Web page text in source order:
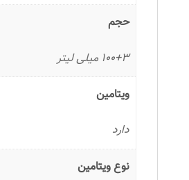
حجم
100+3 میلی لیتر
ویتامین
دارد
نوع ویتامین